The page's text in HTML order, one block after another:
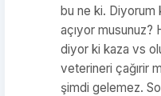
bu ne ki. Diyorum
açıyor musunuz?
diyor ki kaza vs
veterineri çağırir
şimdi gelemez.